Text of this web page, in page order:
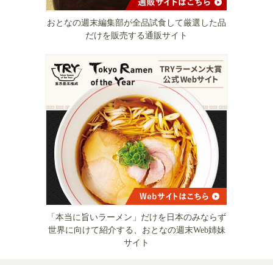
おとなの週末編集部が全品試食して厳選した品
だけを販売する通販サイト
「本当に旨いラーメン」だけを日本のみならず
世界に向けて紹介する、おとなの週末Web姉妹
サイト